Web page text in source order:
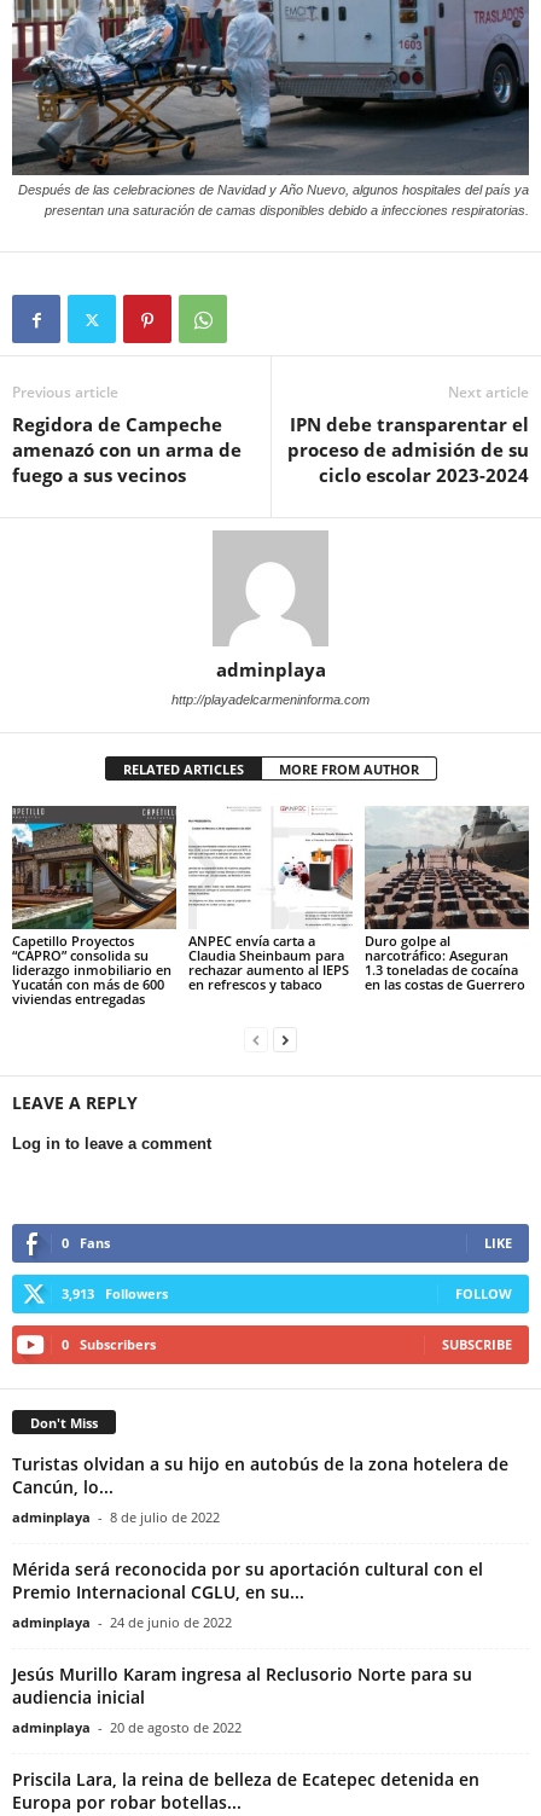
Después de las celebraciones de Navidad y Año Nuevo, algunos hospitales del país ya
presentan una saturación de camas disponibles debido a infecciones respiratorias.
Previous article
Regidora de Campeche
amenazó con un arma de
fuego a sus vecinos
Next article
IPN debe transparentar el
proceso de admisión de su
ciclo escolar 2023-2024
adminplaya
http://playadelcarmeninforma.com
RELATED ARTICLES MORE FROM AUTHOR
Capetillo Proyectos
“CAPRO” consolida su
liderazgo inmobiliario en
Yucatán con más de 600
viviendas entregadas
ANPEC envía carta a
Claudia Sheinbaum para
rechazar aumento al IEPS
en refrescos y tabaco
Duro golpe al
narcotráfico: Aseguran
1.3 toneladas de cocaína
en las costas de Guerrero
LEAVE A REPLY
Log in to leave a comment
0 Fans LIKE
3,913 Followers FOLLOW
0 Subscribers SUBSCRIBE
Don't Miss
Turistas olvidan a su hijo en autobús de la zona hotelera de
Cancún, lo...
adminplaya - 8 de julio de 2022
Mérida será reconocida por su aportación cultural con el
Premio Internacional CGLU, en su...
adminplaya - 24 de junio de 2022
Jesús Murillo Karam ingresa al Reclusorio Norte para su
audiencia inicial
adminplaya - 20 de agosto de 2022
Priscila Lara, la reina de belleza de Ecatepec detenida en
Europa por robar botellas...